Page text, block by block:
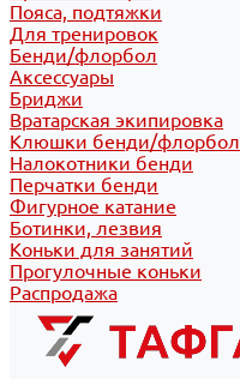
Пояса, подтяжки
Для тренировок
Бенди/флорбол
Аксессуары
Бриджи
Вратарская экипировка
Клюшки бенди/флорбол
Налокотники бенди
Перчатки бенди
Фигурное катание
Ботинки, лезвия
Коньки для занятий
Прогулочные коньки
Распродажа